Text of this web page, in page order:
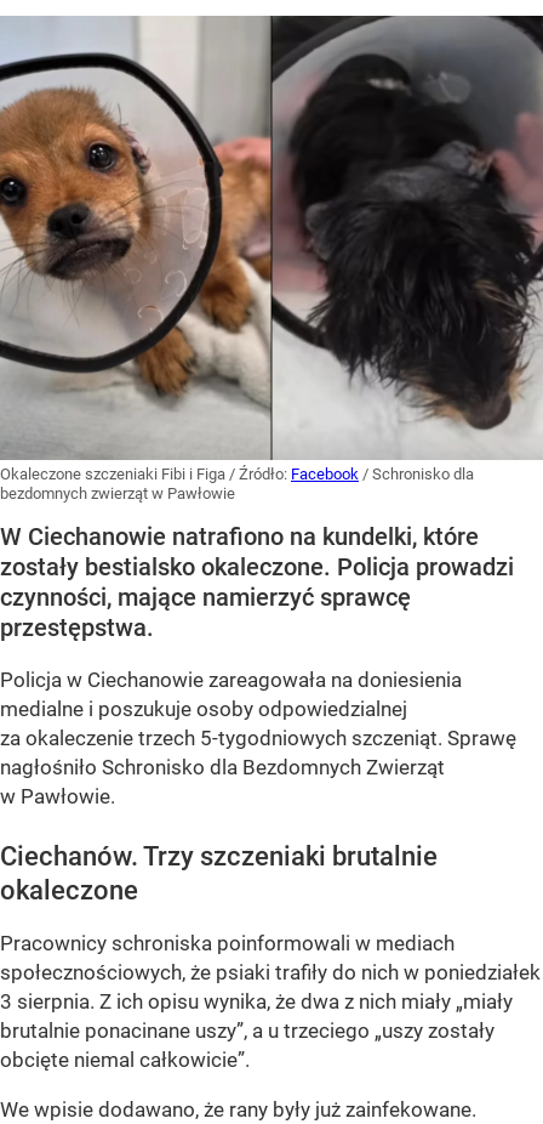
Okaleczone szczeniaki Fibi i Figa / Źródło: Facebook / Schronisko dla
bezdomnych zwierząt w Pawłowie
W Ciechanowie natrafiono na kundelki, które
zostały bestialsko okaleczone. Policja prowadzi
czynności, mające namierzyć sprawcę
przestępstwa.
Policja w Ciechanowie zareagowała na doniesienia
medialne i poszukuje osoby odpowiedzialnej
za okaleczenie trzech 5-tygodniowych szczeniąt. Sprawę
nagłośniło Schronisko dla Bezdomnych Zwierząt
w Pawłowie.
Ciechanów. Trzy szczeniaki brutalnie
okaleczone
Pracownicy schroniska poinformowali w mediach
społecznościowych, że psiaki trafiły do nich w poniedziałek
3 sierpnia. Z ich opisu wynika, że dwa z nich miały „miały
brutalnie ponacinane uszy”, a u trzeciego „uszy zostały
obcięte niemal całkowicie”.
We wpisie dodawano, że rany były już zainfekowane.